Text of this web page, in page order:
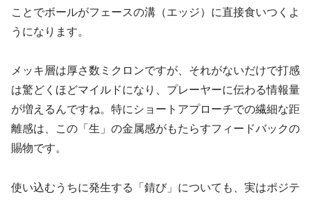
ことでボールがフェースの溝（エッジ）に直接食いつくよ
うになります。
メッキ層は厚さ数ミクロンですが、それがないだけで打感
は驚どくほどマイルドになり、プレーヤーに伝わる情報量
が増えるんですね。特にショートアプローチでの繊細な距
離感は、この「生」の金属感がもたらすフィードバックの
賜物です。
使い込むうちに発生する「錆び」についても、実はポジテ